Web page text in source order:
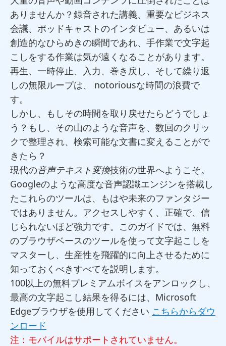
ありませんか？録音された講義、重要なビジネス
会議、ポッドキャストのインタビュー、あるいは
創造的なひらめきの瞬間であれ、手作業で文字起
こしをする作業は気が遠くなることがあります。
再生、一時停止、入力、巻き戻し、そして繰り返
しの無限ループは、 notoriousな時間の浪費で
す。
しかし、もしその時間を取り戻せたらどうでしょ
う？もし、その山のような音声を、数回のクリッ
クで整理され、検索可能な文書に変えることがで
きたら？
現代の音声テキスト変換技術の世界へようこそ。
Googleのような高度な音声認識エンジンを搭載し
たこれらのツールは、もはや未来のファンタジー
ではありません。アクセスしやすく、正確で、信
じられないほど強力です。このガイドでは、無料
のブラウザベースのツールを使って文字起こしを
マスターし、生産性を飛躍的に向上させるために
知っておくべきすべてを説明します。
100以上の無料プレミアムボイスをアンロックし、
最高の文字起こし結果を得るには、Microsoft
Edgeブラウザを使用してください こちらからダウ
ンロード
注：モバイルはサポートされていません。